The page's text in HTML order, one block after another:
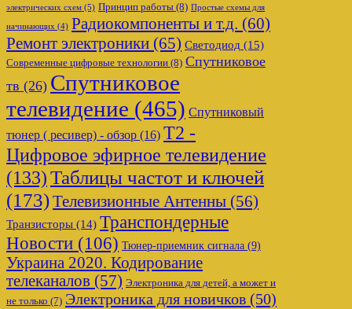
электрических схем (5) Принцип работы (8) Простые схемы для
начинающих (4) Радиокомпоненты и т.д. (60)
Ремонт электроники (65) Светодиод (15)
Современные цифровые технологии (8) Спутниковое
тв (26) Спутниковое
телевидение (465) Спутниковый
тюнер ( ресивер) - обзор (16) Т2 -
Цифровое эфирное телевидение
(133)Таблицы частот и ключей
(173)Телевизионные Антенны (56)
Транзисторы (14) Транспондерные
Новости (106) Тюнер-приемник сигнала (9)
Украина 2020. Кодирование
телеканалов (57) Электроника для детей, а может и
не только (7) Электроника для новичков (50)